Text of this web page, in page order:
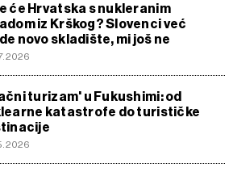
će Hrvatska s nukleranim
iz Krškog? Slovenci već
novo skladište, mi još ne
turizam' u Fukushimi: od
katastrofe do turističke